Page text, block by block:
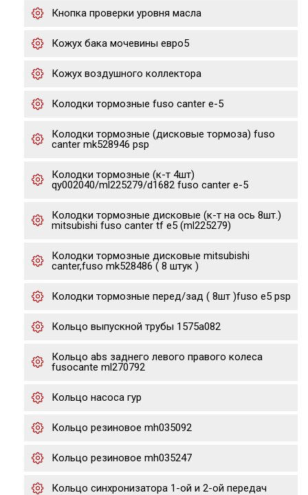
Кнопка проверки уровня масла
Кожух бака мочевины евро5
Кожух воздушного коллектора
Колодки тормозные fuso canter e-5
Колодки тормозные (дисковые тормоза) fuso
canter mk528946 psp
Колодки тормозные (к-т 4шт)
qy002040/ml225279/d1682 fuso canter e-5
Колодки тормозные дисковые (к-т на ось 8шт.)
mitsubishi fuso canter tf e5 (ml225279)
Колодки тормозные дисковые mitsubishi
canter,fuso mk528486 ( 8 штук )
Колодки тормозные перед/зад ( 8шт )fuso е5 psp
Кольцо выпускной трубы 1575a082
Кольцо abs заднего левого правого колеса
fusocante ml270792
Кольцо насоса гур
Кольцо резиновое mh035092
Кольцо резиновое mh035247
Кольцо синхронизатора 1-ой и 2-ой передач